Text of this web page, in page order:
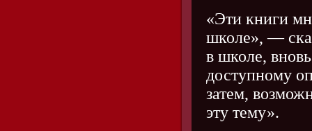
«Эти книги
школе», —
в школе,
доступному
затем,
эту тему».